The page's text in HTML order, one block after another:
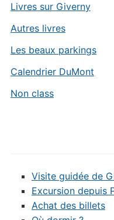
Livres sur Giverny
Autres livres
Les beaux parkings
Calendrier DuMont
Non class
Visite guidée de
Excursion depuis
Achat des billets